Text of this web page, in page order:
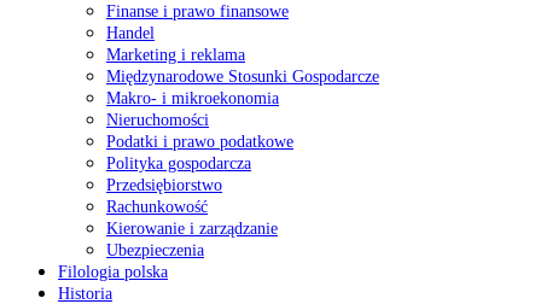
Finanse i prawo finansowe
Handel
Marketing i reklama
Międzynarodowe Stosunki Gospodarcze
Makro- i mikroekonomia
Nieruchomości
Podatki i prawo podatkowe
Polityka gospodarcza
Przedsiębiorstwo
Rachunkowość
Kierowanie i zarządzanie
Ubezpieczenia
Filologia polska
Historia